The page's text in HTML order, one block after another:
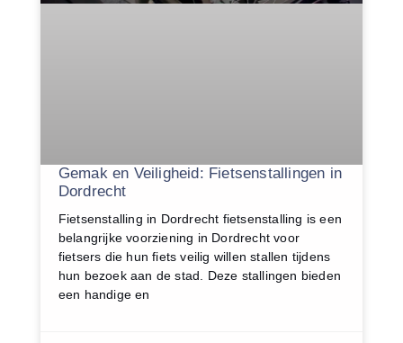
Gemak en Veiligheid: Fietsenstallingen in
Dordrecht
Fietsenstalling in Dordrecht fietsenstalling is een
belangrijke voorziening in Dordrecht voor
fietsers die hun fiets veilig willen stallen tijdens
hun bezoek aan de stad. Deze stallingen bieden
een handige en